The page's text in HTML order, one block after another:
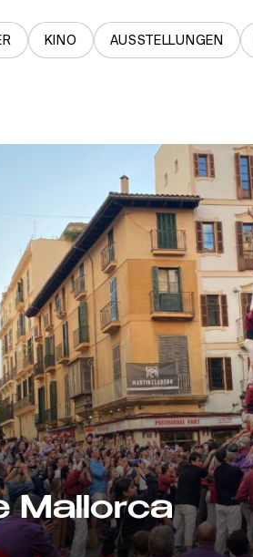
KINO AUSSTELLUNGEN
Mallorca